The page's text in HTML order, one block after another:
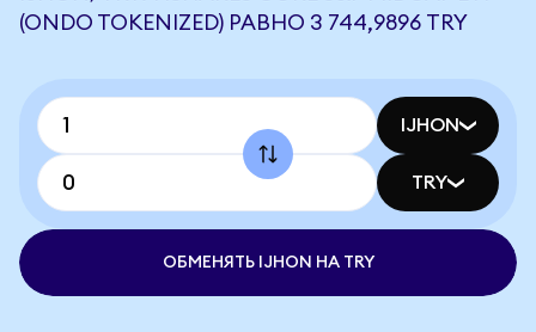
(ONDO TOKENIZED) РАВНО 3 744,9896 TRY
IJHON
TRY
ОБМЕНЯТЬ IJHON НА TRY